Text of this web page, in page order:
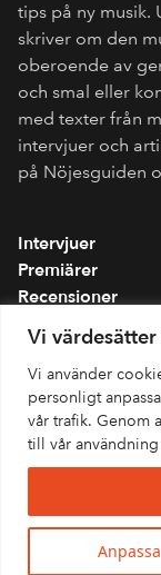
Vi
Vi använder
personligt
vår trafik. Genom
till vår
Anpassa
tips på ny musik.
skriver om den
oberoende av
och smal eller
med texter från
intervjuer och
på Nöjesguiden
Intervjuer
Premiärer
Recensioner
Spellistor
Om folkmusik.se
Integritetspolicy
© 2026 Fokus Musik ·